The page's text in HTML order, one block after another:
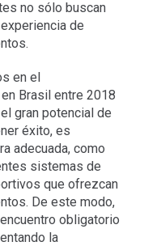
no sólo buscan
de
en el
en Brasil entre 2018
gran potencial de
éxito, es
adecuada, como
sistemas de
que ofrezcan
De este modo,
obligatorio
la